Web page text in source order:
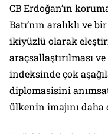
CB Erdoğan’ın
Batı’nın aralıklı ve
ikiyüzlü olarak
araçsallaştırılması
indeksinde çok
diplomasisini
ülkenin imajını daha